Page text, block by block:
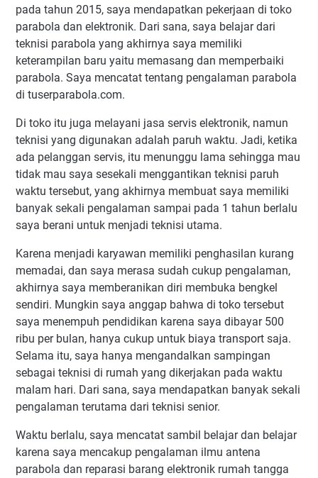
pada tahun 2015, saya mendapatkan pekerjaan di toko
parabola dan elektronik. Dari sana, saya belajar dari
teknisi parabola yang akhirnya saya memiliki
keterampilan baru yaitu memasang dan memperbaiki
parabola. Saya mencatat tentang pengalaman parabola
di tuserparabola.com.
Di toko itu juga melayani jasa servis elektronik, namun
teknisi yang digunakan adalah paruh waktu. Jadi, ketika
ada pelanggan servis, itu menunggu lama sehingga mau
tidak mau saya sesekali menggantikan teknisi paruh
waktu tersebut, yang akhirnya membuat saya memiliki
banyak sekali pengalaman sampai pada 1 tahun berlalu
saya berani untuk menjadi teknisi utama.
Karena menjadi karyawan memiliki penghasilan kurang
memadai, dan saya merasa sudah cukup pengalaman,
akhirnya saya memberanikan diri membuka bengkel
sendiri. Mungkin saya anggap bahwa di toko tersebut
saya menempuh pendidikan karena saya dibayar 500
ribu per bulan, hanya cukup untuk biaya transport saja.
Selama itu, saya hanya mengandalkan sampingan
sebagai teknisi di rumah yang dikerjakan pada waktu
malam hari. Dari sana, saya mendapatkan banyak sekali
pengalaman terutama dari teknisi senior.
Waktu berlalu, saya mencatat sambil belajar dan belajar
karena saya mencakup pengalaman ilmu antena
parabola dan reparasi barang elektronik rumah tangga